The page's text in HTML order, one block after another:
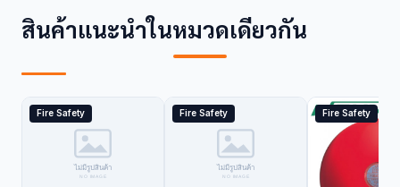
สินค้าแนะนำในหมวดเดียวกัน
Fire Safety Fire Safety Fire Safety